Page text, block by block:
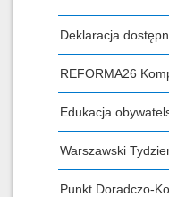
Deklaracja
REFORMA26
Edukacja
Warszawski
Punkt Doradczo-